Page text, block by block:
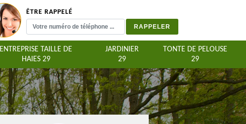
ÊTRE RAPPELÉ
ENTREPRISE TAILLE DE
HAIES 29
JARDINIER
29
TONTE DE PELOUSE
29